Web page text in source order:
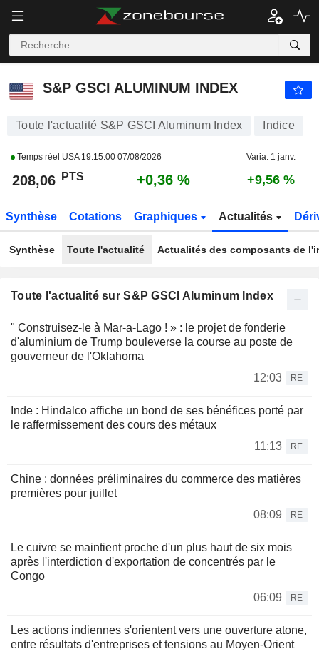
S&P GSCI ALUMINUM INDEX
Toute l'actualité S&P GSCI Aluminum Index Indice
Temps réel USA 19:15:00 07/08/2026 Varia. 1 janv.
208,06 PTS +0,36 % +9,56 %
Synthèse Cotations Graphiques Actualités
Synthèse Toute l'actualité Actualités des composants de
Toute l'actualité sur S&P GSCI Aluminum Index
" Construisez-le à Mar-a-Lago ! » : le projet de fonderie
d'aluminium de Trump bouleverse la course au poste de
gouverneur de l'Oklahoma
12:03
RE
Inde : Hindalco affiche un bond de ses bénéfices porté par
le raffermissement des cours des métaux
11:13
RE
Chine : données préliminaires du commerce des matières
premières pour juillet
08:09
RE
Le cuivre se maintient proche d'un plus haut de six mois
après l'interdiction d'exportation de concentrés par le
Congo
06:09
RE
Les actions indiennes s'orientent vers une ouverture atone,
entre résultats d'entreprises et tensions au Moyen-Orient